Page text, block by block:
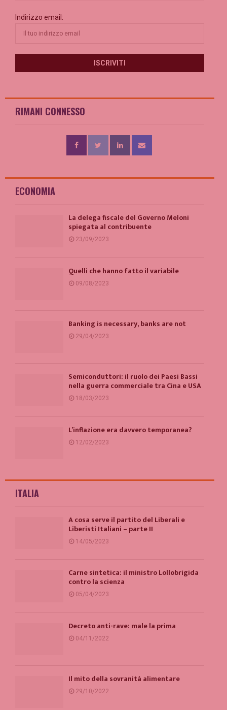
Indirizzo email:
RIMANI CONNESSO
ECONOMIA
La delega fiscale del Governo Meloni
spiegata al contribuente
23/09/2023
Quelli che hanno fatto il variabile
09/08/2023
Banking is necessary, banks are not
29/04/2023
Semiconduttori: il ruolo dei Paesi Bassi
nella guerra commerciale tra Cina e USA
18/03/2023
L’inflazione era davvero temporanea?
12/02/2023
ITALIA
A cosa serve il partito del Liberali e
Liberisti Italiani – parte II
14/05/2023
Carne sintetica: il ministro Lollobrigida
contro la scienza
05/04/2023
Decreto anti-rave: male la prima
04/11/2022
Il mito della sovranità alimentare
29/10/2022